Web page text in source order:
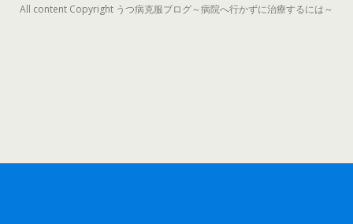
All content Copyright うつ病克服ブログ～病院へ行かずに治療するには～